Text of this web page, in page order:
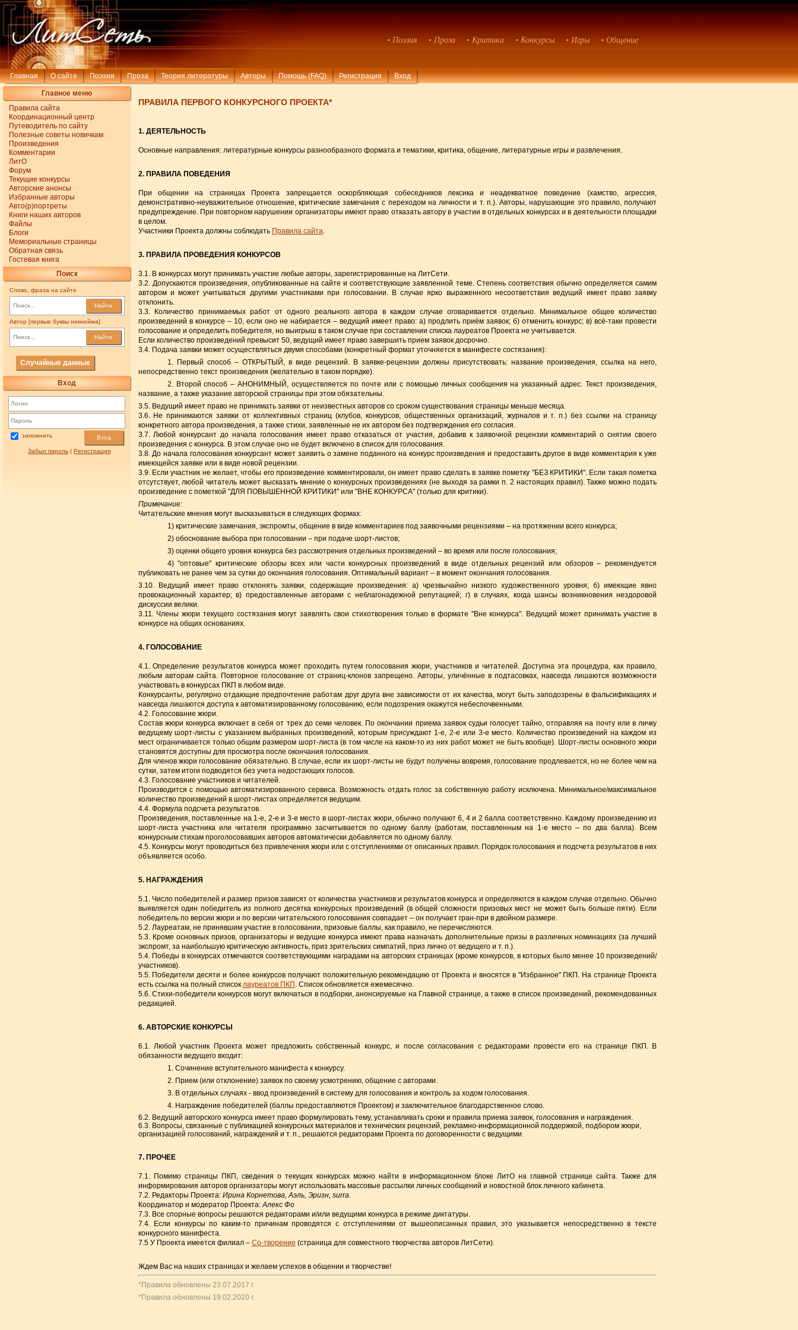
• Поэзия • Проза • Критика • Конкурсы • Игры • Общение
Главная О сайте Поэзия Проза Теория литературы Авторы Помощь (FAQ) Регистрация Вход
Главное меню
Правила сайта
Координационный центр
Путеводитель по сайту
Полезные советы новичкам
Произведения
Комментарии
ЛитО
Форум
Текущие конкурсы
Авторские анонсы
Избранные авторы
Авто(р)портреты
Книги наших авторов
Файлы
Блоги
Мемориальные страницы
Обратная связь
Гостевая книга
Поиск
Слово, фраза на сайте
Найти
Автор [первые буквы никнейма]
Найти
Случайные данные
Вход
запомнить Вход
Забыл пароль |Регистрация
ПРАВИЛА ПЕРВОГО КОНКУРСНОГО ПРОЕКТА*
1. ДЕЯТЕЛЬНОСТЬ
Основные направления: литературные конкурсы разнообразного формата и тематики, критика, общение, литературные игры и развлечения.
2. ПРАВИЛА ПОВЕДЕНИЯ
При общении на страницах Проекта запрещается оскорбляющая собеседников лексика и неадекватное поведение (хамство, агрессия,
демонстративно-неуважительное отношение, критические замечания с переходом на личности и т. п.). Авторы, нарушающие это правило, получают
предупреждение. При повторном нарушении организаторы имеют право отказать автору в участии в отдельных конкурсах и в деятельности площадки
в целом.
Участники Проекта должны соблюдать Правила сайта
3. ПРАВИЛА ПРОВЕДЕНИЯ КОНКУРСОВ
3.1. В конкурсах могут принимать участие любые авторы, зарегистрированные на ЛитСети.
3.2. Допускаются произведения, опубликованные на сайте и соответствующие заявленной теме. Степень соответствия обычно определяется самим
автором и может учитываться другими участниками при голосовании. В случае ярко выраженного несоответствия ведущий имеет право заявку
отклонить.
3.3. Количество принимаемых работ от одного реального автора в каждом случае оговаривается отдельно. Минимальное общее количество
произведений в конкурсе – 10, если оно не набирается – ведущий имеет право: а) продлить приём заявок; б) отменить конкурс; в) всё-таки провести
голосование и определить победителя, но выигрыш в таком случае при составлении списка лауреатов Проекта не учитывается.
Если количество произведений превысит 50, ведущий имеет право завершить прием заявок досрочно.
3.4. Подача заявки может осуществляться двумя способами (конкретный формат уточняется в манифесте состязания):
1. Первый способ – ОТКРЫТЫЙ, в виде рецензий. В заявке-рецензии должны присутствовать: название произведения, ссылка на него,
непосредственно текст произведения (желательно в таком порядке).
2. Второй способ – АНОНИМНЫЙ, осуществляется по почте или с помощью личных сообщения на указанный адрес. Текст произведения,
название, а также указание авторской страницы при этом обязательны.
3.5. Ведущий имеет право не принимать заявки от неизвестных авторов со сроком существования страницы меньше месяца.
3.6. Не принимаются заявки от коллективных страниц (клубов, конкурсов, общественных организаций, журналов и т. п.) без ссылки на страницу
конкретного автора произведения, а также стихи, заявленные не их автором без подтверждения его согласия.
3.7. Любой конкурсант до начала голосования имеет право отказаться от участия, добавив к заявочной рецензии комментарий о снятии своего
произведения с конкурса. В этом случае оно не будет включено в список для голосования.
3.8. До начала голосования конкурсант может заявить о замене поданного на конкурс произведения и предоставить другое в виде комментария к уже
имеющейся заявке или в виде новой рецензии.
3.9. Если участник не желает, чтобы его произведение комментировали, он имеет право сделать в заявке пометку "БЕЗ КРИТИКИ". Если такая пометка
отсутствует, любой читатель может высказать мнение о конкурсных произведениях (не выходя за рамки п. 2 настоящих правил). Также можно подать
произведение с пометкой "ДЛЯ ПОВЫШЕННОЙ КРИТИКИ" или "ВНЕ КОНКУРСА" (только для критики).
Примечание:
Читательские мнения могут высказываться в следующих формах:
1) критические замечания, экспромты, общение в виде комментариев под заявочными рецензиями – на протяжении всего конкурса;
2) обоснование выбора при голосовании – при подаче шорт-листов;
3) оценки общего уровня конкурса без рассмотрения отдельных произведений – во время или после голосования;
4) "оптовые" критические обзоры всех или части конкурсных произведений в виде отдельных рецензий или обзоров – рекомендуется
публиковать не ранее чем за сутки до окончания голосования. Оптимальный вариант – в момент окончания голосования.
3.10. Ведущий имеет право отклонять заявки, содержащие произведения: а) чрезвычайно низкого художественного уровня; б) имеющие явно
провокационный характер; в) предоставленные авторами с неблагонадежной репутацией; г) в случаях, когда шансы возникновения нездоровой
дискуссии велики.
3.11. Члены жюри текущего состязания могут заявлять свои стихотворения только в формате "Вне конкурса". Ведущий может принимать участие в
конкурсе на общих основаниях.
4. ГОЛОСОВАНИЕ
4.1. Определение результатов конкурса может проходить путем голосования жюри, участников и читателей. Доступна эта процедура, как правило,
любым авторам сайта. Повторное голосование от страниц-клонов запрещено. Авторы, уличённые в подтасовках, навсегда лишаются возможности
участвовать в конкурсах ПКП в любом виде.
Конкурсанты, регулярно отдающие предпочтение работам друг друга вне зависимости от их качества, могут быть заподозрены в фальсификациях и
навсегда лишаются доступа к автоматизированному голосованию, если подозрения окажутся небеспочвенными.
4.2. Голосование жюри.
Состав жюри конкурса включает в себя от трех до семи человек. По окончании приема заявок судьи голосует тайно, отправляя на почту или в личку
ведущему шорт-листы с указанием выбранных произведений, которым присуждают 1-е, 2-е или 3-е место. Количество произведений на каждом из
мест ограничивается только общим размером шорт-листа (в том числе на каком-то из них работ может не быть вообще). Шорт-листы основного жюри
становятся доступны для просмотра после окончания голосования.
Для членов жюри голосование обязательно. В случае, если их шорт-листы не будут получены вовремя, голосование продлевается, но не более чем на
сутки, затем итоги подводятся без учета недостающих голосов.
4.3. Голосование участников и читателей.
Производится с помощью автоматизированного сервиса. Возможность отдать голос за собственную работу исключена. Минимальное/максимальное
количество произведений в шорт-листах определяется ведущим.
4.4. Формула подсчета результатов.
Произведения, поставленные на 1-е, 2-е и 3-е место в шорт-листах жюри, обычно получают 6, 4 и 2 балла соответственно. Каждому произведению из
шорт-листа участника или читателя программно засчитывается по одному баллу (работам, поставленным на 1-е место – по два балла). Всем
конкурсным стихам проголосовавших авторов автоматически добавляется по одному баллу.
4.5. Конкурсы могут проводиться без привлечения жюри или с отступлениями от описанных правил. Порядок голосования и подсчета результатов в них
объявляется особо.
5. НАГРАЖДЕНИЯ
5.1. Число победителей и размер призов зависят от количества участников и результатов конкурса и определяются в каждом случае отдельно. Обычно
выявляется один победитель из полного десятка конкурсных произведений (в общей сложности призовых мест не может быть больше пяти). Если
победитель по версии жюри и по версии читательского голосования совпадает – он получает гран-при в двойном размере.
5.2. Лауреатам, не принявшим участие в голосовании, призовые баллы, как правило, не перечисляются.
5.3. Кроме основных призов, организаторы и ведущие конкурса имеют права назначать дополнительные призы в различных номинациях (за лучший
экспромт, за наибольшую критическую активность, приз зрительских симпатий, приз лично от ведущего и т. п.).
5.4. Победы в конкурсах отмечаются соответствующими наградами на авторских страницах (кроме конкурсов, в которых было менее 10 произведений/
участников).
5.5. Победители десяти и более конкурсов получают положительную рекомендацию от Проекта и вносятся в "Избранное" ПКП. На странице Проекта
есть ссылка на полный список лауреатов ПКП . Список обновляется ежемесячно.
5.6. Стихи-победители конкурсов могут включаться в подборки, анонсируемые на Главной странице, а также в список произведений, рекомендованных
редакцией.
6. АВТОРСКИЕ КОНКУРСЫ
6.1. Любой участник Проекта может предложить собственный конкурс, и после согласования с редакторами провести его на странице ПКП. В
обязанности ведущего входит:
1. Сочинение вступительного манифеста к конкурсу.
2. Прием (или отклонение) заявок по своему усмотрению, общение с авторами.
3. В отдельных случаях - ввод произведений в систему для голосования и контроль за ходом голосования.
4. Награждение победителей (баллы предоставляются Проектом) и заключительное благодарственное слово.
6.2. Ведущий авторского конкурса имеет право формулировать тему, устанавливать сроки и правила приема заявок, голосования и награждения.
6.3. Вопросы, связанные с публикацией конкурсных материалов и технических рецензий, рекламно-информационной поддержкой, подбором жюри,
организацией голосований, награждений и т. п., решаются редакторами Проекта по договоренности с ведущими.
7. ПРОЧЕЕ
7.1. Помимо страницы ПКП, сведения о текущих конкурсах можно найти в информационном блоке ЛитО на главной странице сайта. Также для
информирования авторов организаторы могут использовать массовые рассылки личных сообщений и новостной блок личного кабинета.
7.2. Редакторы Проекта: Ирина Корнетова, Аэль, Эризн, surra
Координатор и модератор Проекта: Алекс Фо
7.3. Все спорные вопросы решаются редакторами и/или ведущими конкурса в режиме диктатуры.
7.4. Если конкурсы по каким-то причинам проводятся с отступлениями от вышеописанных правил, это указывается непосредственно в тексте
конкурсного манифеста.
7.5 У Проекта имеется филиал – Со-творение (cтраница для совместного творчества авторов ЛитСети).
Ждем Вас на наших страницах и желаем успехов в общении и творчестве!
*Правила обновлены 23.07.2017 г.
*Правила обновлены 19.02.2020 г.